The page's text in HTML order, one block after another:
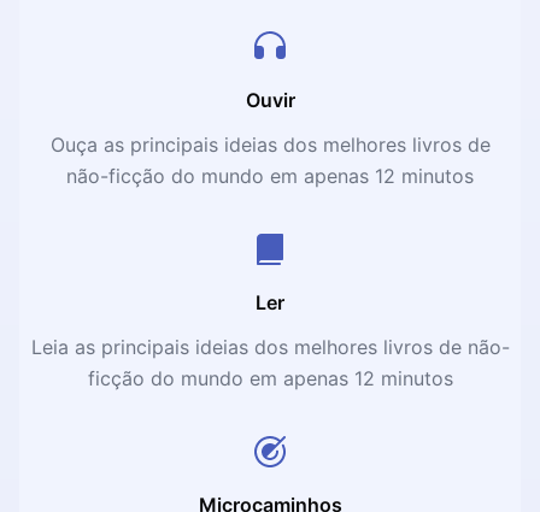
Ouvir
Ouça as principais ideias dos melhores livros de
não-ficção do mundo em apenas 12 minutos
Ler
Leia as principais ideias dos melhores livros de não-
ficção do mundo em apenas 12 minutos
Microcaminhos